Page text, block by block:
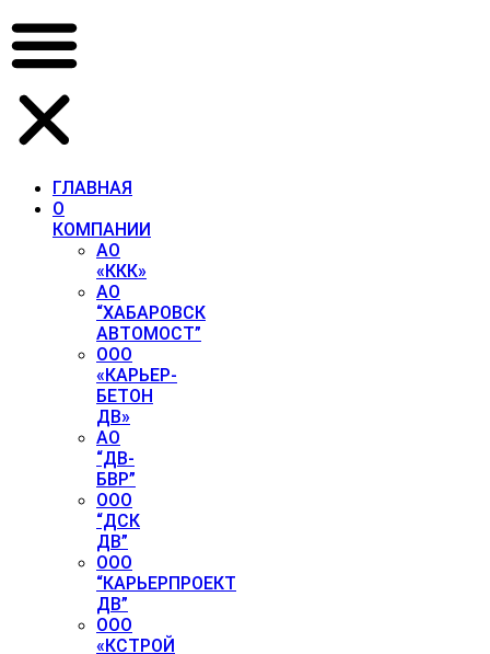
к
содержимому
ГЛАВНАЯ
О
КОМПАНИИ
АО
«ККК»
АО
“ХАБАРОВСК
АВТОМОСТ”
ООО
«КАРЬЕР-
БЕТОН
ДВ»
АО
“ДВ-
БВР”
ООО
“ДСК
ДВ”
ООО
“КАРЬЕРПРОЕКТ
ДВ”
ООО
«КСТРОЙ